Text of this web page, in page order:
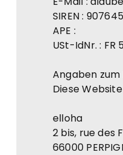
SIREN :
APE :
USt-IdNr. : FR
Angaben
Diese
elloha
2 bis, rue des
66000